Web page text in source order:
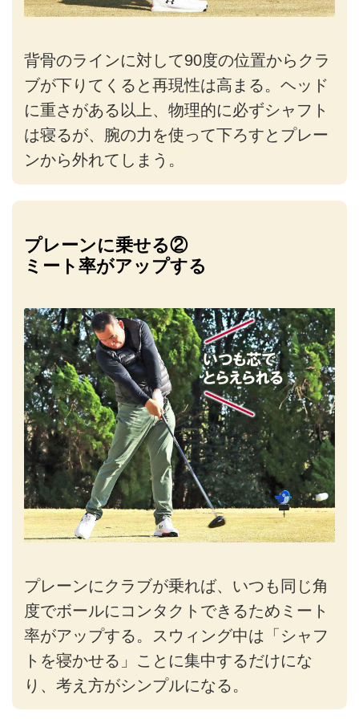
背骨のラインに対して90度の位置からクラ
ブが下りてくると再現性は高まる。ヘッド
に重さがある以上、物理的に必ずシャフト
は寝るが、腕の力を使って下ろすとプレー
ンから外れてしまう。
プレーンに乗せる②
ミート率がアップする
プレーンにクラブが乗れば、いつも同じ角
度でボールにコンタクトできるためミート
率がアップする。スウィング中は「シャフ
トを寝かせる」ことに集中するだけにな
り、考え方がシンプルになる。